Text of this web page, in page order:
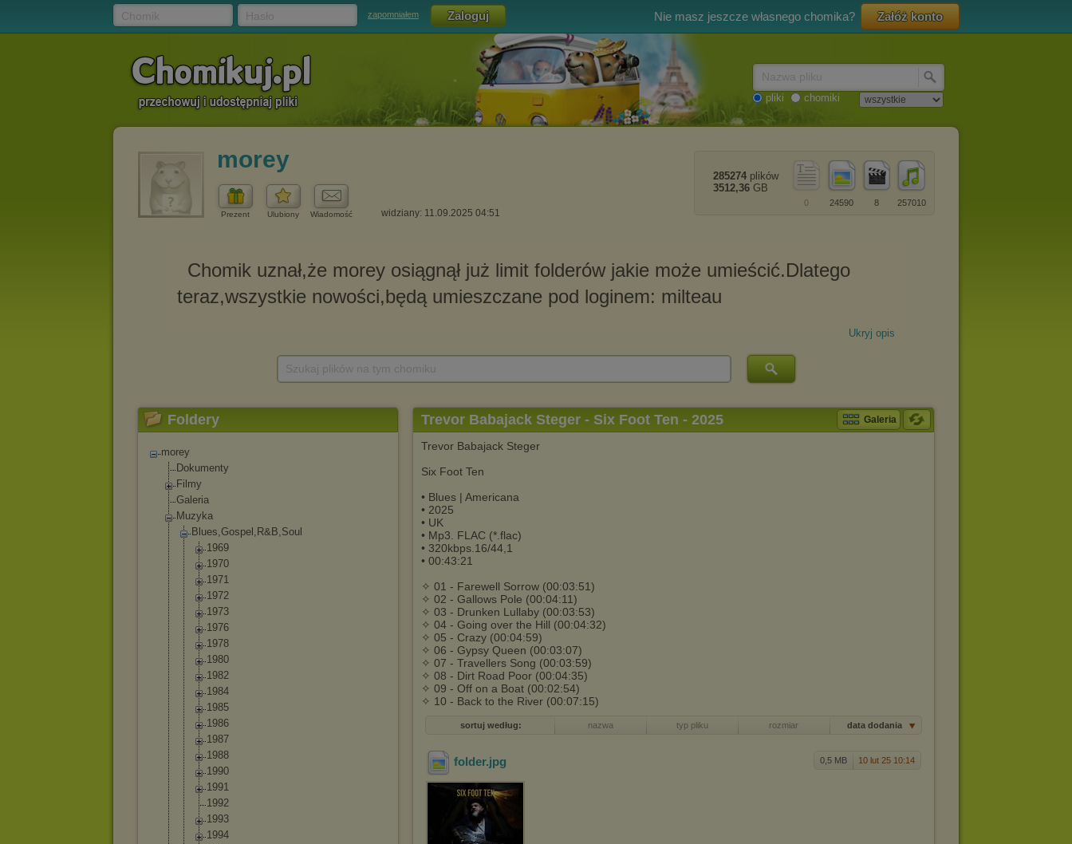
zapomniałem Nie masz jeszcze własnego chomika? Załóż konto
pliki chomiki
morey
Prezent Ulubiony Wiadomość widziany: 11.09.2025 04:51
257010
8
24590
0
285274 plików
3512,36 GB
Ukryj opis
Foldery
morey
Dokumenty
Filmy
Galeria
Muzyka
Blues,Gospel,R&B,Soul
1969
1970
1971
1972
1973
1976
1978
1980
1982
1984
1985
1986
1987
1988
1990
1991
1992
1993
1994
Trevor Babajack Steger - Six Foot Ten - 2025 Galeria
Trevor Babajack Steger
Six Foot Ten
• Blues | Americana
• 2025
• UK
• Mp3. FLAC (*.flac)
• 320kbps.16/44,1
• 00:43:21
✧ 01 - Farewell Sorrow (00:03:51)
✧ 02 - Gallows Pole (00:04:11)
✧ 03 - Drunken Lullaby (00:03:53)
✧ 04 - Going over the Hill (00:04:32)
✧ 05 - Crazy (00:04:59)
✧ 06 - Gypsy Queen (00:03:07)
✧ 07 - Travellers Song (00:03:59)
✧ 08 - Dirt Road Poor (00:04:35)
✧ 09 - Off on a Boat (00:02:54)
✧ 10 - Back to the River (00:07:15)
sortuj według: nazwa typ pliku rozmiar data dodania
0,5 MB 10 lut 25 10:14
folder.jpg